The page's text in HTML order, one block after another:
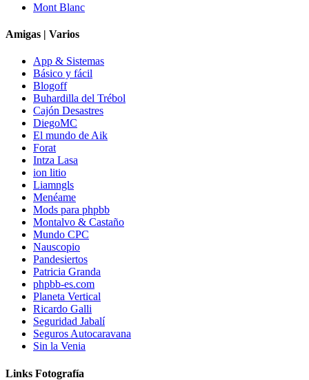
Mont Blanc
Amigas | Varios
App & Sistemas
Básico y fácil
Blogoff
Buhardilla del Trébol
Cajón Desastres
DiegoMC
El mundo de Aik
Forat
Intza Lasa
ion litio
Liamngls
Menéame
Mods para phpbb
Montalvo & Castaño
Mundo CPC
Nauscopio
Pandesiertos
Patricia Granda
phpbb-es.com
Planeta Vertical
Ricardo Galli
Seguridad Jabalí
Seguros Autocaravana
Sin la Venia
Links Fotografía